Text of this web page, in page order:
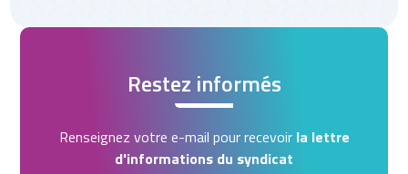
Restez informés
Renseignez votre e-mail pour recevoir la lettre
d'informations du syndicat